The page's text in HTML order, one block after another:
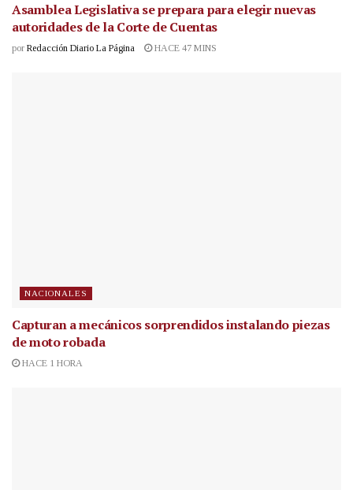
Asamblea Legislativa se prepara para elegir nuevas
autoridades de la Corte de Cuentas
por Redacción Diario La Página HACE 47 MINS
NACIONALES
Capturan a mecánicos sorprendidos instalando piezas
de moto robada
HACE 1 HORA